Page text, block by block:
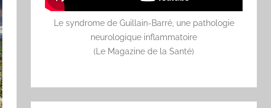
Le syndrome de Guillain-Barré, une pathologie
neurologique inflammatoire
(Le Magazine de la Santé)